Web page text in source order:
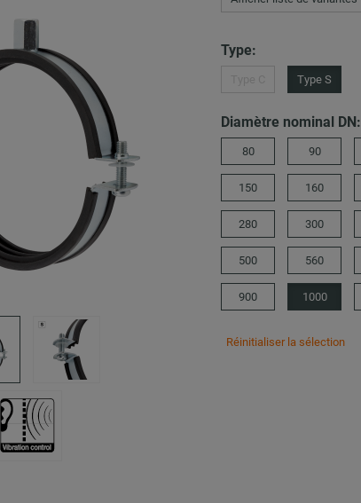
Type:
Type S
Diamètre nominal DN:
80 90
150 160
280 300
500 560
900 1000
Réinitialiser la sélection